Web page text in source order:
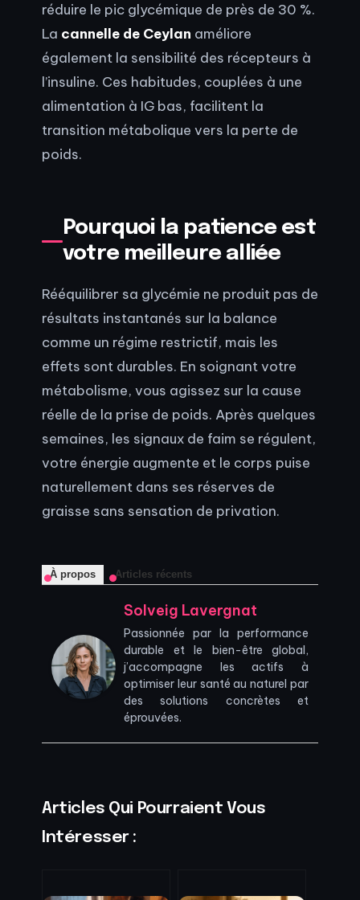
réduire le pic glycémique de près de 30 %.
La cannelle de Ceylan améliore
également la sensibilité des récepteurs à
l’insuline. Ces habitudes, couplées à une
alimentation à IG bas, facilitent la
transition métabolique vers la perte de
poids.
Pourquoi la patience est
votre meilleure alliée
Rééquilibrer sa glycémie ne produit pas de
résultats instantanés sur la balance
comme un régime restrictif, mais les
effets sont durables. En soignant votre
métabolisme, vous agissez sur la cause
réelle de la prise de poids. Après quelques
semaines, les signaux de faim se régulent,
votre énergie augmente et le corps puise
naturellement dans ses réserves de
graisse sans sensation de privation.
À propos Articles récents
Solveig Lavergnat
Passionnée par la performance
durable et le bien-être global,
j’accompagne les actifs à
optimiser leur santé au naturel par
des solutions concrètes et
éprouvées.
Articles Qui Pourraient Vous
Intéresser :